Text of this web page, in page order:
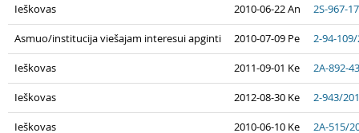
Ieškovas 2010-06-22 An 2S-967-
Asmuo/institucija viešajam interesui apginti 2010-07-09 Pe 2-94-
Ieškovas 2011-09-01 Ke 2A-892-
Ieškovas 2012-08-30 Ke 2-943/
Ieškovas 2010-06-10 Ke 2A-515/